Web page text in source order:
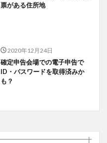
票がある住所地
2020年12月24日
確定申告会場での電子申告で
ID・パスワードを取得済みか
も？